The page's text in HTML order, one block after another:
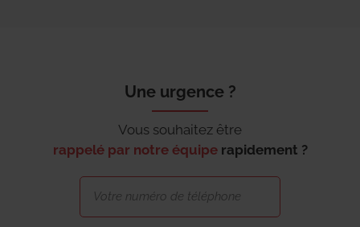
Une urgence ?
Vous souhaitez être
rappelé par notre équipe rapidement ?